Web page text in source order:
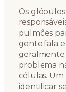
Os glóbulos
pulmões
gente fala
geralmente
problema
células.
identificar